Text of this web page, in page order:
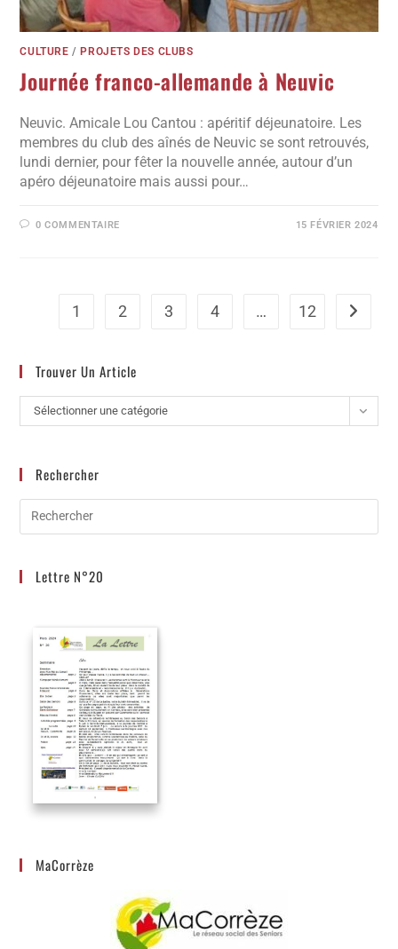
CULTURE / PROJETS DES CLUBS
Journée franco-allemande à Neuvic
Neuvic. Amicale Lou Cantou : apéritif déjeunatoire. Les
membres du club des aînés de Neuvic se sont retrouvés,
lundi dernier, pour fêter la nouvelle année, autour d’un
apéro déjeunatoire mais aussi pour…
0 COMMENTAIRE 15 FÉVRIER 2024
1 2 3 4 … 12
Trouver Un Article
Sélectionner une catégorie
Rechercher
Lettre N°20
MaCorrèze